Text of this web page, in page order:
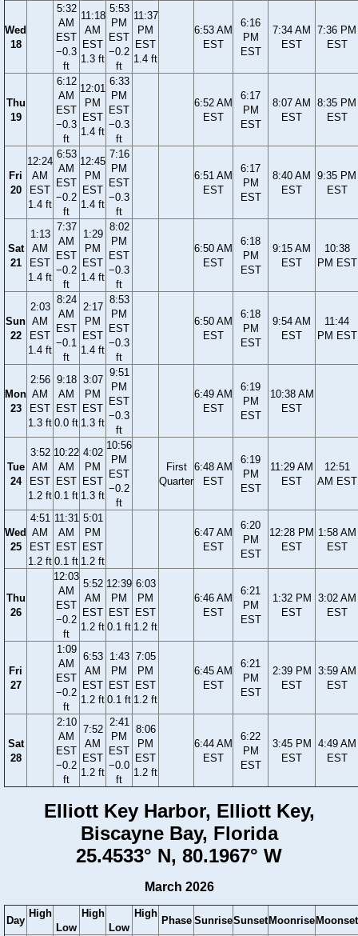
Wed
18
5:32
AM
EST
−0.3
ft
11:18
AM
EST
1.3 ft
5:53
PM
EST
−0.2
ft
11:37
PM
EST
1.4 ft
6:53 AM
EST
6:16
PM
EST
7:34 AM
EST
7:36 PM
EST
Thu
19
6:12
AM
EST
−0.3
ft
12:01
PM
EST
1.4 ft
6:33
PM
EST
−0.3
ft
6:52 AM
EST
6:17
PM
EST
8:07 AM
EST
8:35 PM
EST
Fri
20
12:24
AM
EST
1.4 ft
6:53
AM
EST
−0.2
ft
12:45
PM
EST
1.4 ft
7:16
PM
EST
−0.3
ft
6:51 AM
EST
6:17
PM
EST
8:40 AM
EST
9:35 PM
EST
Sat
21
1:13
AM
EST
1.4 ft
7:37
AM
EST
−0.2
ft
1:29
PM
EST
1.4 ft
8:02
PM
EST
−0.3
ft
6:50 AM
EST
6:18
PM
EST
9:15 AM
EST
10:38
PM EST
Sun
22
2:03
AM
EST
1.4 ft
8:24
AM
EST
−0.1
ft
2:17
PM
EST
1.4 ft
8:53
PM
EST
−0.3
ft
6:50 AM
EST
6:18
PM
EST
9:54 AM
EST
11:44
PM EST
Mon
23
2:56
AM
EST
1.3 ft
9:18
AM
EST
0.0 ft
3:07
PM
EST
1.3 ft
9:51
PM
EST
−0.3
ft
6:49 AM
EST
6:19
PM
EST
10:38 AM
EST
Tue
24
3:52
AM
EST
1.2 ft
10:22
AM
EST
0.1 ft
4:02
PM
EST
1.3 ft
10:56
PM
EST
−0.2
ft
First
Quarter
6:48 AM
EST
6:19
PM
EST
11:29 AM
EST
12:51
AM EST
Wed
25
4:51
AM
EST
1.2 ft
11:31
AM
EST
0.1 ft
5:01
PM
EST
1.2 ft
6:47 AM
EST
6:20
PM
EST
12:28 PM
EST
1:58 AM
EST
Thu
26
12:03
AM
EST
−0.2
ft
5:52
AM
EST
1.2 ft
12:39
PM
EST
0.1 ft
6:03
PM
EST
1.2 ft
6:46 AM
EST
6:21
PM
EST
1:32 PM
EST
3:02 AM
EST
Fri
27
1:09
AM
EST
−0.2
ft
6:53
AM
EST
1.2 ft
1:43
PM
EST
0.1 ft
7:05
PM
EST
1.2 ft
6:45 AM
EST
6:21
PM
EST
2:39 PM
EST
3:59 AM
EST
Sat
28
2:10
AM
EST
−0.2
ft
7:52
AM
EST
1.2 ft
2:41
PM
EST
−0.0
ft
8:06
PM
EST
1.2 ft
6:44 AM
EST
6:22
PM
EST
3:45 PM
EST
4:49 AM
EST
Elliott Key Harbor, Elliott Key,
Biscayne Bay, Florida
25.4533° N, 80.1967° W
March 2026
Day
High
Low
High
Low
High
Phase SunriseSunset Moonrise Moonset